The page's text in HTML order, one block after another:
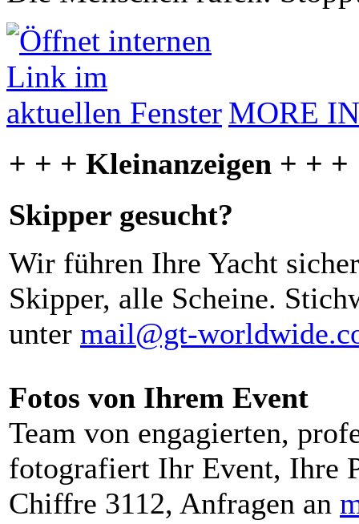
MORE
+ + + Kleinanzeigen + + +
Skipper gesucht?
Wir führen Ihre Yacht
Skipper, alle Scheine.
unter mail@gt-
Fotos von Ihrem Event
Team von engagierten,
fotografiert Ihr Event, Ihre
Chiffre 3112, Anfragen an